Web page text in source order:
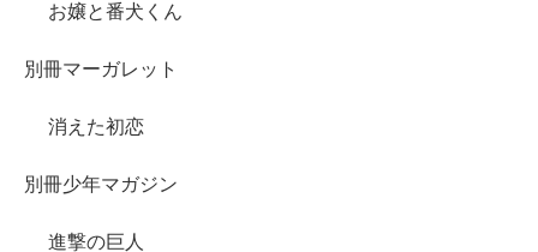
お嬢と番犬くん
別冊マーガレット
消えた初恋
別冊少年マガジン
進撃の巨人